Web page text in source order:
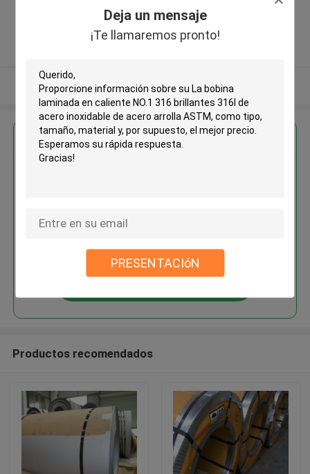
Deja un mensaje
¡Te llamaremos pronto!
PRESENTACIóN
Jiangsu Province, China ,China
5.0
Vea más
Obtenga el mejor precio por
arrolla ASTM
Productos recomendados